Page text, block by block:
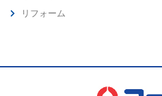
リフォーム